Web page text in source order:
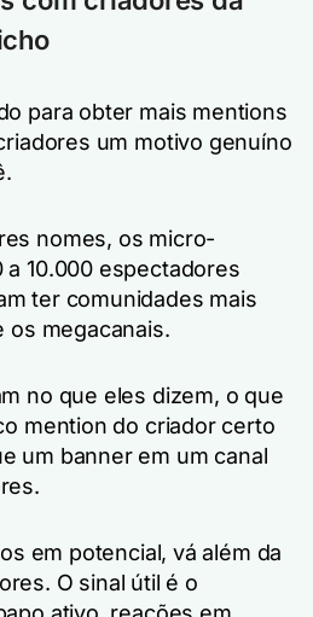
para obter mais mentions
um motivo genuíno
nomes, os micro-
a 10.000 espectadores
ter comunidades mais
os megacanais.
no que eles dizem, o que
mention do criador certo
um banner em um canal
em potencial, vá além da
O sinal útil é o